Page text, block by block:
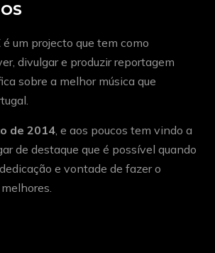
é um projecto que tem como
divulgar e produzir reportagem
sobre a melhor música que
de 2014, e aos poucos tem vindo a
de destaque que é possível quando
e vontade de fazer o